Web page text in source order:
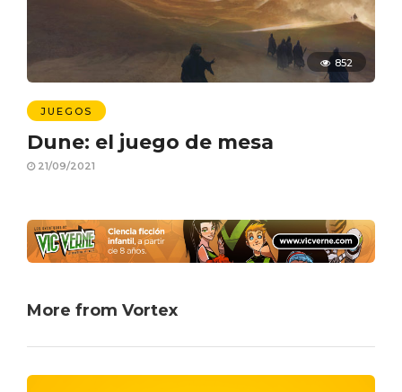
852
JUEGOS
Dune: el juego de mesa
21/09/2021
More from Vortex